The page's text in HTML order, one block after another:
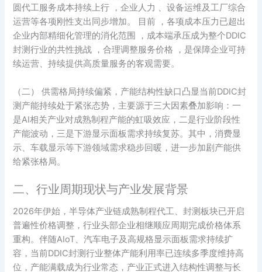
圆代工服务成本持续上行 ，企业人力 、设备运维及工厂综合
运营等各项刚性支出同步增加。 目前 ，各项成本压力已超出
企业内部精细化管理的消化范围 ，成本端承压成为整个DDIC
封测行业的共性挑战 ，合理调整服务价格 ，是保障企业可持
续运营、持续提供高质量服务的客观需要。
（二） 供需格局持续偏紧，产能结构性缺口凸显当前DDIC封
测产能持续处于紧张态势，主要源于三大因素叠加影响：一
是AI相关产业对成熟制程产能的虹吸效应，二是行业阶段性
产能波动，三是下游显示面板需求持续复苏。其中，消费显
示、车载显示等下游领域需求稳步回暖，进一步加剧产能供
给紧张格局。
二、行业周期现状与产业发展背景
2026年伊始，半导体产业链成熟制程代工、封测板块已开启
普遍性价格调整，行业头部企业相继顺应周期完成价格体系
重构。伴随AIoT、汽车电子及高规格显示面板需求持续扩
容，当前DDIC封测行业整体产能利用率已连续多季度维持高
位，产能满载成为行业常态，产业正式进入结构性调整与长